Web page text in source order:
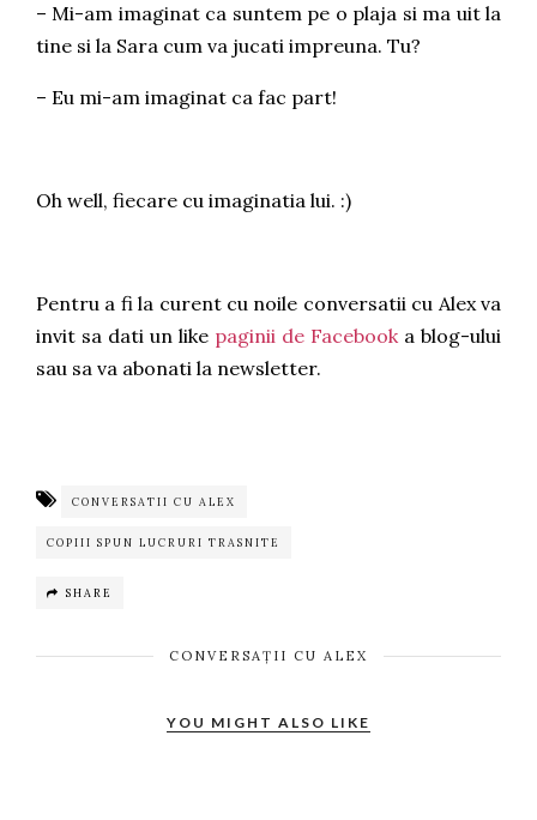
– Mi-am imaginat ca suntem pe o plaja si ma uit la
tine si la Sara cum va jucati impreuna. Tu?
– Eu mi-am imaginat ca fac part!
Oh well, fiecare cu imaginatia lui. :)
Pentru a fi la curent cu noile conversatii cu Alex va
invit sa dati un like paginii de Facebooka blog-ului
sau sa va abonati la newsletter.
CONVERSATII CU ALEX
COPIII SPUN LUCRURI TRASNITE
SHARE
CONVERSAȚII CU ALEX
YOU MIGHT ALSO LIKE